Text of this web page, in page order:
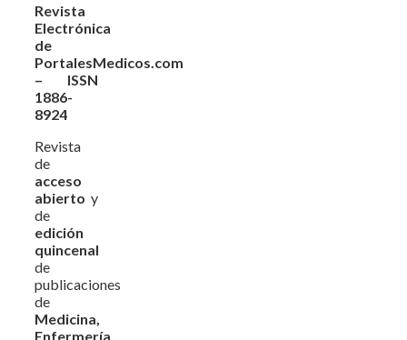
Revista
Electrónica
de
PortalesMedicos.com
– ISSN
1886-
8924
Revista
de
acceso
abierto y
de
edición
quincenal
de
publicaciones
de
Medicina,
Enfermería